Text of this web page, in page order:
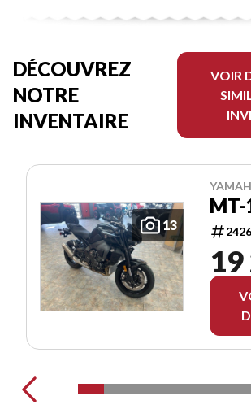
DÉCOUVREZ
NOTRE
INVENTAIRE
VOIR
13
MT-
19